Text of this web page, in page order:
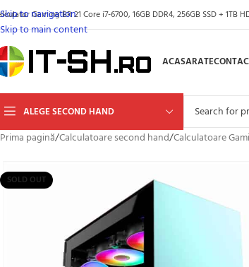
Skip to navigation
Skip to main content
Gaming BR 21 Core i7-6700, 16GB DDR4, 256GB SSD + 1TB
ACASARATE
ALEGE SECOND HAND
Prima pagină/Calculatoare second hand/Calculatoare
SOLD OUT